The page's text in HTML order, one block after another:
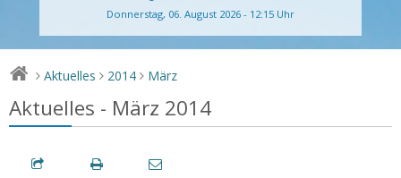
Donnerstag, 06. August 2026 - 12:15 Uhr
> Aktuelles > 2014 > März
Aktuelles - März 2014